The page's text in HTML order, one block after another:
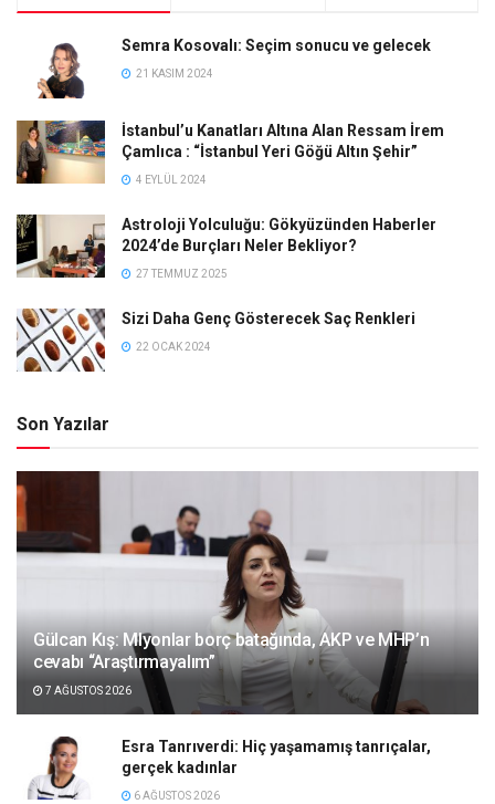
Semra Kosovalı: Seçim sonucu ve gelecek
21 KASIM 2024
İstanbul’u Kanatları Altına Alan Ressam İrem
Çamlıca : “İstanbul Yeri Göğü Altın Şehir”
4 EYLÜL 2024
Astroloji Yolculuğu: Gökyüzünden Haberler
2024’de Burçları Neler Bekliyor?
27 TEMMUZ 2025
Sizi Daha Genç Gösterecek Saç Renkleri
22 OCAK 2024
Son Yazılar
Gülcan Kış: Mlyonlar borç batağında, AKP ve MHP’n
cevabı “Araştırmayalım”
7 AĞUSTOS 2026
Esra Tanrıverdi: Hiç yaşamamış tanrıçalar,
gerçek kadınlar
6 AĞUSTOS 2026